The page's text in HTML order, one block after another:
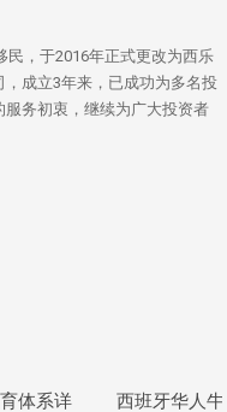
民，于2016年正式更改为西乐
成立3年来，已成功为多名投
务初衷，继续为广大投资者
体系详
西班牙华人